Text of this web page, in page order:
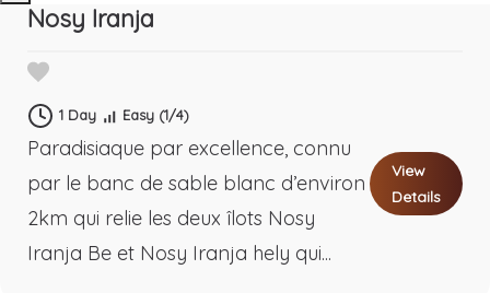
Nosy Iranja
1 Day Easy (1/4)
Paradisiaque par excellence, connu
par le banc de sable blanc d’environ
2km qui relie les deux îlots Nosy
Iranja Be et Nosy Iranja hely qui...
View
Details